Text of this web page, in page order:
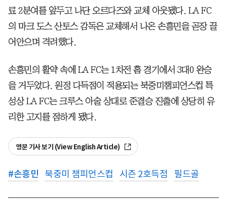
료 2분여를 앞두고 나단 오르다즈와 교체 아웃됐다. LA FC
의 마크 도스 산토스 감독은 교체해서 나온 손흥민을 곧장 끌
어안으며 격려했다.
손흥민의 활약 속에 LA FC는 1차전 홈 경기에서 3대0 완승
을 거두었다. 원정 다득점이 적용되는 북중미챔피언스컵 특
성상 LA FC는 크루스 아술 상대로 준결승 진출에 상당히 유
리한 고지를 점하게 됐다.
영문 기사 보기 (View English Article)
#손흥민 북중미 챔피언스컵 시즌 2호득점 필드골